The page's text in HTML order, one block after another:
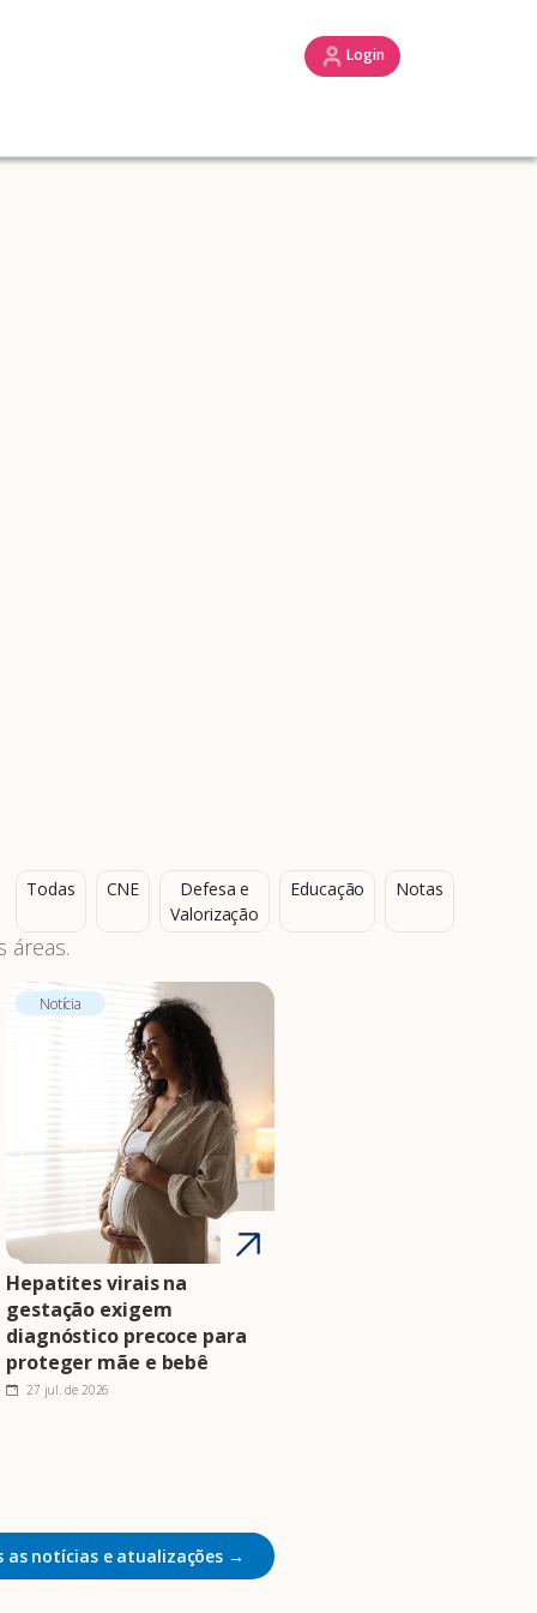
Login
Todas CNE
Defesa e
Valorização
Educação Notas
áreas.
Notícia
Hepatites virais na
gestação exigem
diagnóstico precoce para
proteger mãe e bebê
27 jul. de 2026
as notícias e atualizações →